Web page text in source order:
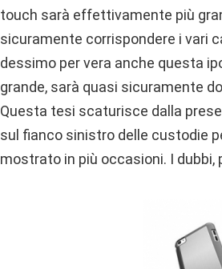
touch sarà effettivamente più
sicuramente corrispondere i vari
dessimo per vera anche questa
grande, sarà quasi sicuramente
Questa tesi scaturisce dalla
sul fianco sinistro delle custodie
mostrato in più occasioni. I dubbi,